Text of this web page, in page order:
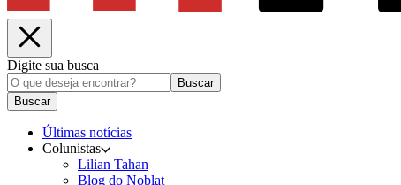
Digite sua busca
Buscar
Buscar
Últimas notícias
Colunistas
Lilian Tahan
Blog do Noblat